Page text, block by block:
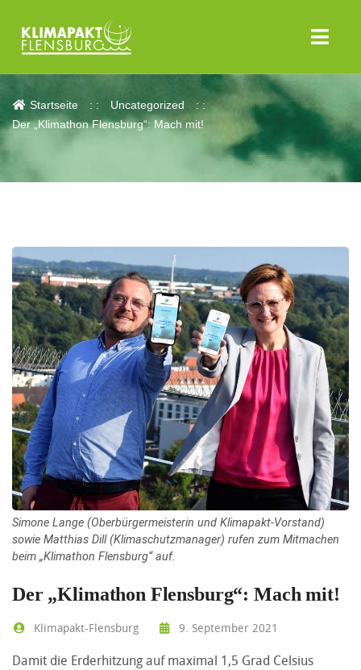
Aktuelles
Startseite
Uncategorized
Der „Klimathon Flensburg“: Mach mit!
Simone Lange (Oberbürgermeisterin und Klimapakt-Vorstand)
sowie Matthias Dill (Klimaschutzmanager) rufen zum Mitmachen
beim „Klimathon Flensburg“ auf.
Der „Klimathon Flensburg“: Mach mit!
Klimapakt-Flensburg 9. September 2021
Damit die Erderhitzung auf maximal 1,5 Grad Celsius